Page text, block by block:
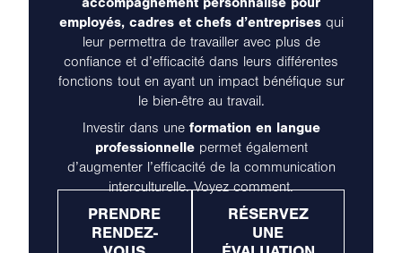
employés, cadres et chefs d’entreprisesqui
leur permettra de travailler avec plus de
confiance et d’efficacité dans leurs différentes
fonctions tout en ayant un impact bénéfique sur
le bien-être au travail.
Investir dans une formation en langue
professionnellepermet également
d’augmenter l’efficacité de la communication
interculturelle. Voyez comment.
PRENDRE
RENDEZ-
RÉSERVEZ
UNE